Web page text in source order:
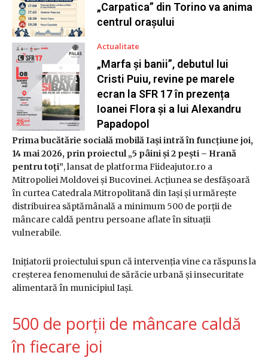
Prima bucătărie socială mobilă Iași intră în funcțiune joi,
14 mai 2026, prin proiectul „5 pâini și 2 pești – Hrană
pentru toți”, lansat de platformaFiideajutor.ro a
Mitropoliei Moldovei și Bucovinei. Acțiunea se desfășoară
în curtea Catedrala Mitropolitană din Iașiși urmărește
distribuirea săptămânală a minimum 500 de porții de
mâncare caldă pentru persoane aflate în situații
vulnerabile.
Inițiatorii proiectului spun că intervenția vine ca răspuns la
creșterea fenomenului de sărăcie urbană și insecuritate
alimentară în municipiul Iași.
500 de porții de mâncare caldă
în fiecare joi
„Carpatica” din Torino va anima
centrul orașului
Actualitate
„Marfa și banii”, debutul lui
Cristi Puiu, revine pe marele
ecran la SFR 17 în prezența
Ioanei Flora și a lui Alexandru
Papadopol